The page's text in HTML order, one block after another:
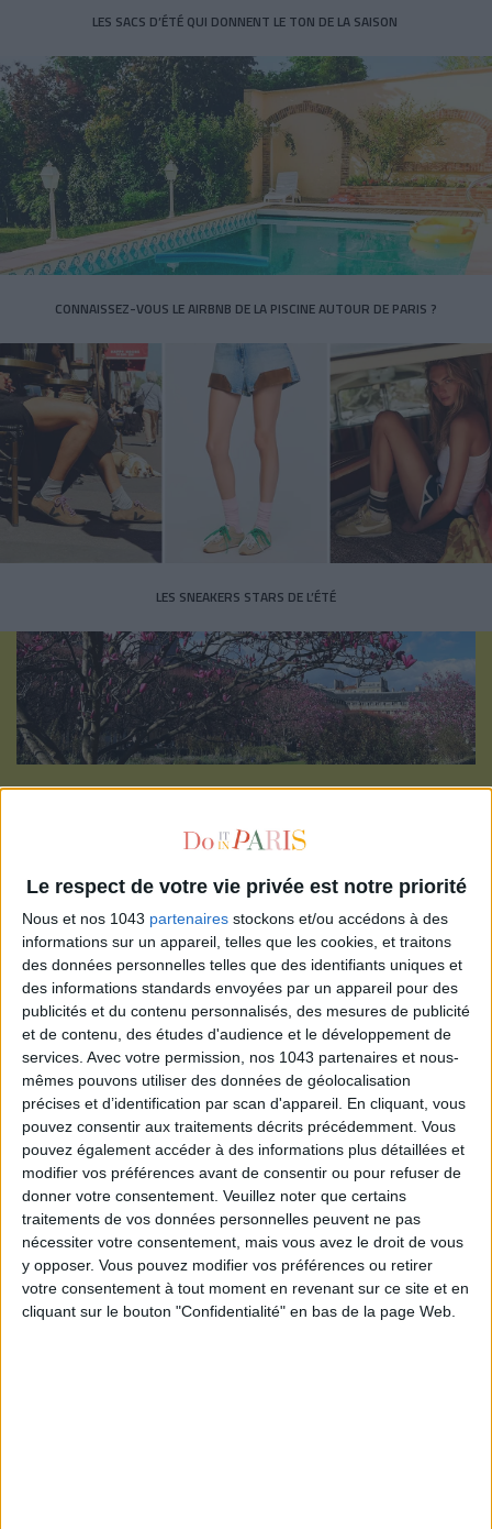
Le respect de votre vie privée est notre priorité
Nous et nos 1043 partenaires stockons et/ou accédons à des
informations sur un appareil, telles que les cookies, et traitons
des données personnelles telles que des identifiants uniques et
des informations standards envoyées par un appareil pour des
publicités et du contenu personnalisés, des mesures de publicité
et de contenu, des études d'audience et le développement de
services. Avec votre permission, nos 1043 partenaires et nous-
mêmes pouvons utiliser des données de géolocalisation
précises et d’identification par scan d'appareil. En cliquant, vous
pouvez consentir aux traitements décrits précédemment. Vous
pouvez également accéder à des informations plus détaillées et
modifier vos préférences avant de consentir ou pour refuser de
donner votre consentement. Veuillez noter que certains
traitements de vos données personnelles peuvent ne pas
nécessiter votre consentement, mais vous avez le droit de vous
y opposer. Vous pouvez modifier vos préférences ou retirer
votre consentement à tout moment en revenant sur ce site et en
cliquant sur le bouton "Confidentialité" en bas de la page Web.
LES SACS D’ÉTÉ QUI DONNENT LE TON DE LA SAISON
CONNAISSEZ-VOUS LE AIRBNB DE LA PISCINE AUTOUR DE PARIS ?
LES SNEAKERS STARS DE L’ÉTÉ
Inscrivez-vous à notre newsletter
ADOPT PARFUMS RÉVOLUTIONNE LA PARFUMERIE MADE IN FRANCE À PETIT PRIX